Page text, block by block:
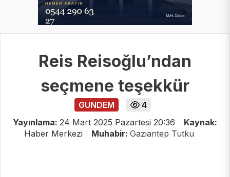
Reis Reisoğlu’ndan
seçmene teşekkür
GUNDEM
4
Yayınlama: 24 Mart 2025 Pazartesi 20:36
Kaynak:
Haber Merkezi
Muhabir: Gaziantep Tutku